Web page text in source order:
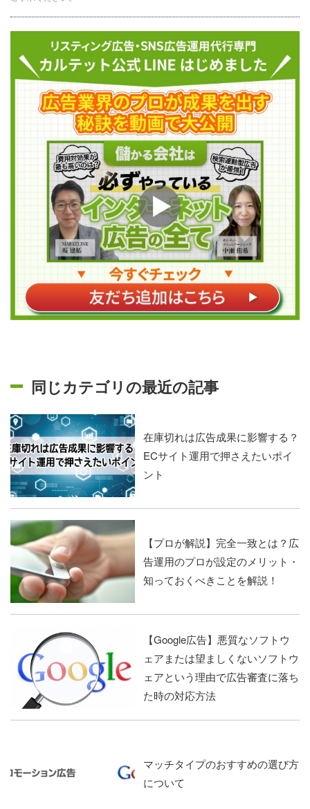
同じカテゴリの最近の記事
在庫切れは広告成果に影響する？
ECサイト運用で押さえたいポイ
ント
【プロが解説】完全一致とは？広
告運用のプロが設定のメリット・
知っておくべきことを解説！
【Google広告】悪質なソフトウ
ェアまたは望ましくないソフトウ
ェアという理由で広告審査に落ち
た時の対応方法
マッチタイプのおすすめの選び方
について